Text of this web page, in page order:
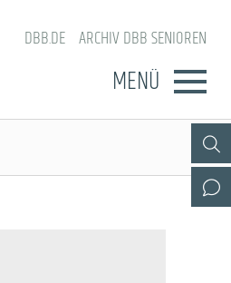
DBB.DE ARCHIV DBB SENIOREN
MENÜ